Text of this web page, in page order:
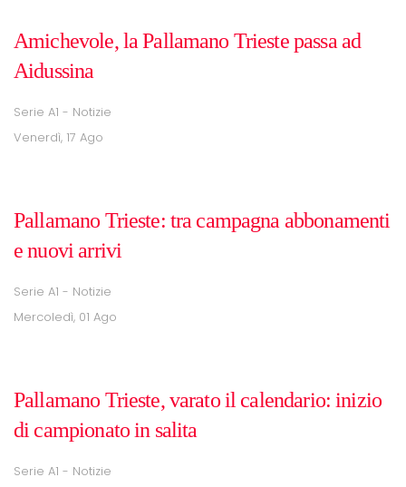
Amichevole, la Pallamano Trieste passa ad
Aidussina
Serie A1 - Notizie
Venerdì, 17 Ago
Pallamano Trieste: tra campagna abbonamenti
e nuovi arrivi
Serie A1 - Notizie
Mercoledì, 01 Ago
Pallamano Trieste, varato il calendario: inizio
di campionato in salita
Serie A1 - Notizie